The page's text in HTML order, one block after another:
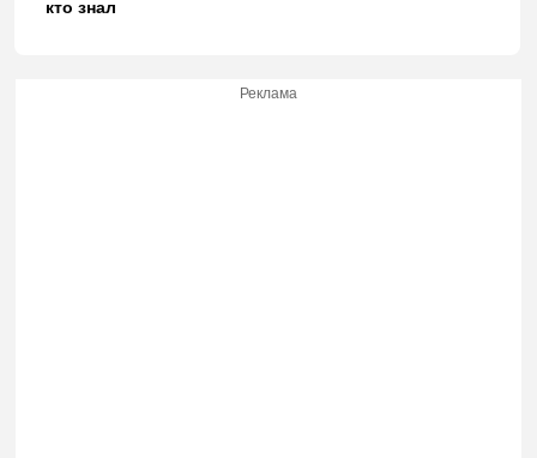
кто знал
Реклама